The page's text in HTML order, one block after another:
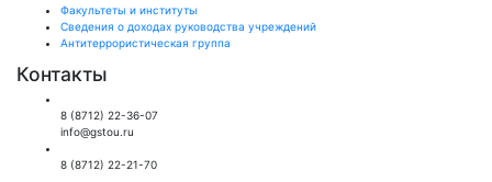
Факультеты и институты
Сведения о доходах руководства учреждений
Антитеррористическая группа
Контакты
8 (8712) 22-36-07
info@gstou.ru
8 (8712) 22-21-70